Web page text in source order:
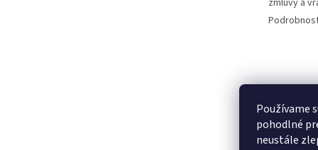
Používame
pohodlné
neustále